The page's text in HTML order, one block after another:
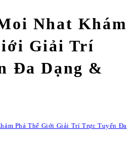
Nhat Khám
Giải Trí
Đa Dạng &
Phá Thế Giới Giải Trí Trực Tuyến Đa